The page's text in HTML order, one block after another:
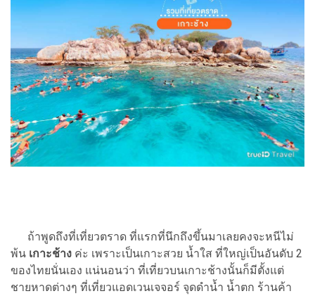
ถ้าพูดถึงที่เที่ยวตราด ที่แรกที่นึกถึงขึ้นมาเลยคงจะหนีไม่
พ้น เกาะช้าง ค่ะ เพราะเป็นเกาะสวย น้ำใส ที่ใหญ่เป็นอันดับ 2
ของไทยนั่นเอง แน่นอนว่า ที่เที่ยวบนเกาะช้างนั้นก็มีตั้งแต่
ชายหาดต่างๆ ที่เที่ยวแอดเวนเจจอร์ จุดดำน้ำ น้ำตก ร้านค้า